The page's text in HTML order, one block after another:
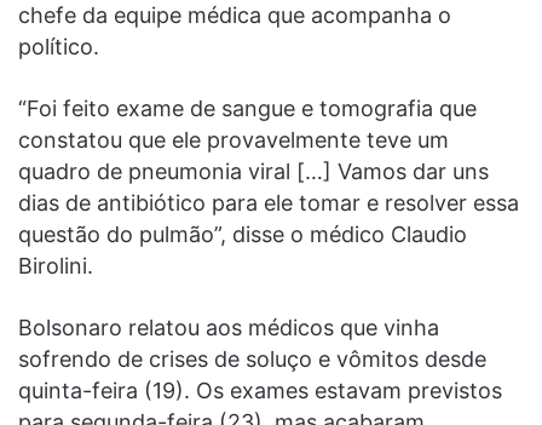
chefe da equipe médica que acompanha o
político.
“Foi feito exame de sangue e tomografia que
constatou que ele provavelmente teve um
quadro de pneumonia viral […] Vamos dar uns
dias de antibiótico para ele tomar e resolver essa
questão do pulmão”, disse o médico Claudio
Birolini.
Bolsonaro relatou aos médicos que vinha
sofrendo de crises de soluço e vômitos desde
quinta-feira (19). Os exames estavam previstos